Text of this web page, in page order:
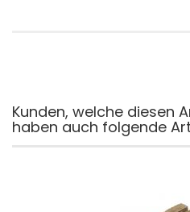
Kunden, welche diesen
haben auch folgende